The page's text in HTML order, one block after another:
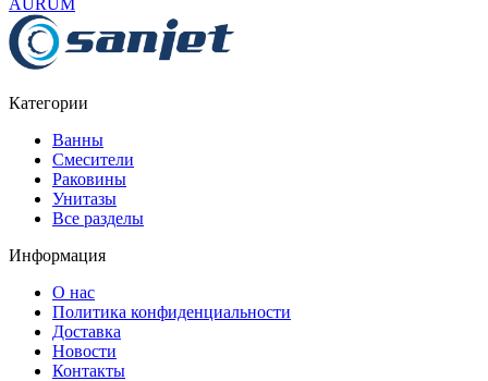
Категории
Ванны
Смесители
Раковины
Унитазы
Все разделы
Информация
О нас
Политика конфиденциальности
Доставка
Новости
Контакты